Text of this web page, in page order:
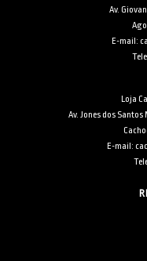
Av.
E-mail:
Loja
Av. Jones dos Santos
E-mail: